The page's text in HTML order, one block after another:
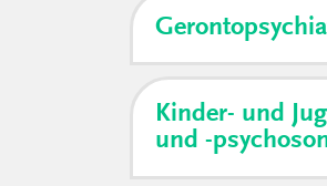
Kinder- und
und -